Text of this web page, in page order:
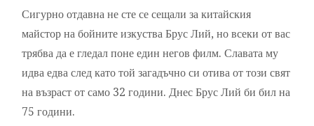
Сигурно отдавна не сте се сещали за китайския
майстор на бойните изкуства Брус Лий, но всеки от вас
трябва да е гледал поне един негов филм. Славата му
идва едва след като той загадъчно си отива от този свят
на възраст от само 32 години. Днес Брус Лий би бил на
75 години.